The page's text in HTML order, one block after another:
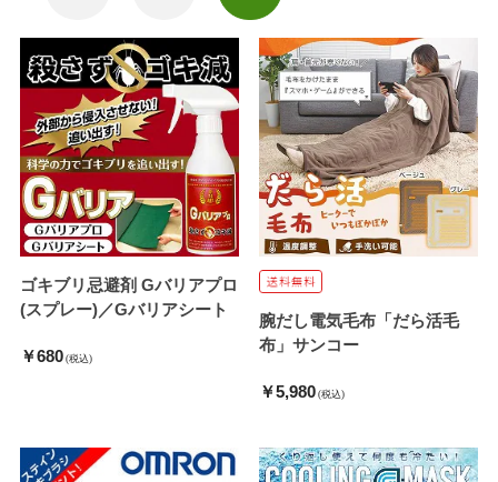
ゴキブリ忌避剤 Gバリアプロ
(スプレー)／Gバリアシート
￥680 (税込)
腕だし電気毛布「だら活毛
布」サンコー
￥5,980 (税込)